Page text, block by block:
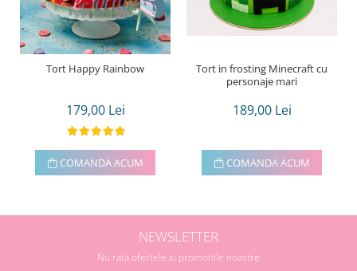
Tort Happy Rainbow
179,00 Lei
COMANDA ACUM
Tort in frosting Minecraft cu
personaje mari
189,00 Lei
COMANDA ACUM
NEWSLETTER
Nu rata ofertele si promotiile noastre